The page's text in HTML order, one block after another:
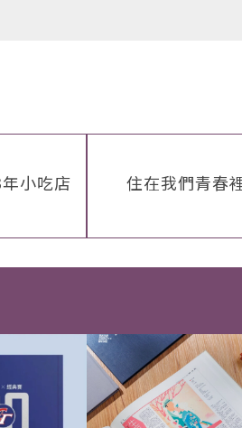
小吃店
住在我們青春